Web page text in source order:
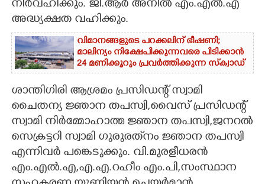
ASTRO
CARTOONS
LITERATURE
ZOOM
നിർവഹിക്കും. ജി.ആർ അനിൽ എം.എൽ.എ
അദ്ധ്യക്ഷത വഹിക്കും.
വിമാനങ്ങളുടെ പറക്കലിന് ഭീഷണി;​
മാലിന്യം നിക്ഷേപിക്കുന്നവരെ പിടിക്കാൻ
24 മണിക്കൂറും പ്രവർത്തിക്കുന്ന സ്‌ക്വാഡ്
ശാന്തിഗിരി ആശ്രമം പ്രസിഡന്റ് സ്വാമി
ചൈതന്യ ജ്ഞാന തപസ്വി,വൈസ് പ്രസിഡന്റ്
സ്വാമി നിർമ്മോഹാത്മ ജ്ഞാന തപസ്വി,ജനറൽ
സെക്രട്ടറി സ്വാമി ഗുരുരത്‌നം ജ്ഞാന തപസ്വി
എന്നിവർ പങ്കെടുക്കും. വി.മുരളീധരൻ
എം.എൽ.എ,എ.എ.റഹീം എം.പി,സംസ്ഥാന